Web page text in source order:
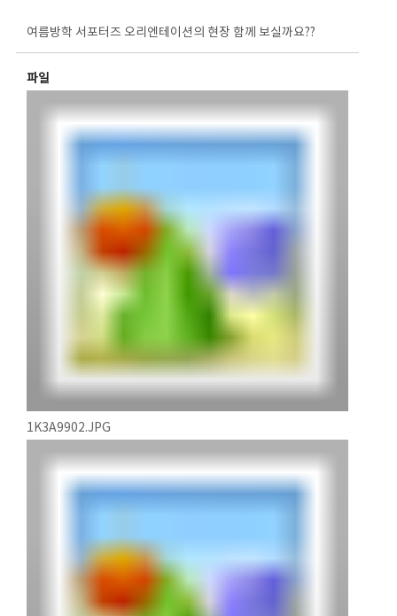
여름방학 서포터즈 오리엔테이션의 현장 함께 보실까요??
파일
1K3A9902.JPG